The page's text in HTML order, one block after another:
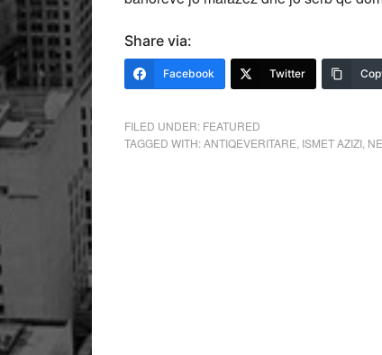
Share via:
Facebook Twitter
FILED UNDER: FEATURED
TAGGED WITH:ANTIQEVERITARE ISMET AZIZI